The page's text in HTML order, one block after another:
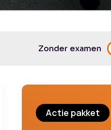
Zonder examen
Actie pakket